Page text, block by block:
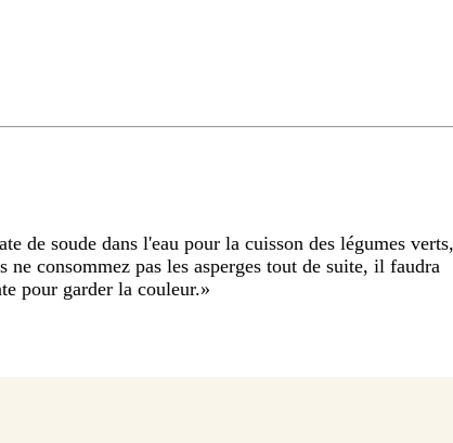
de soude dans l'eau pour la cuisson des légumes verts,
consommez pas les asperges tout de suite, il faudra
pour garder la couleur.»